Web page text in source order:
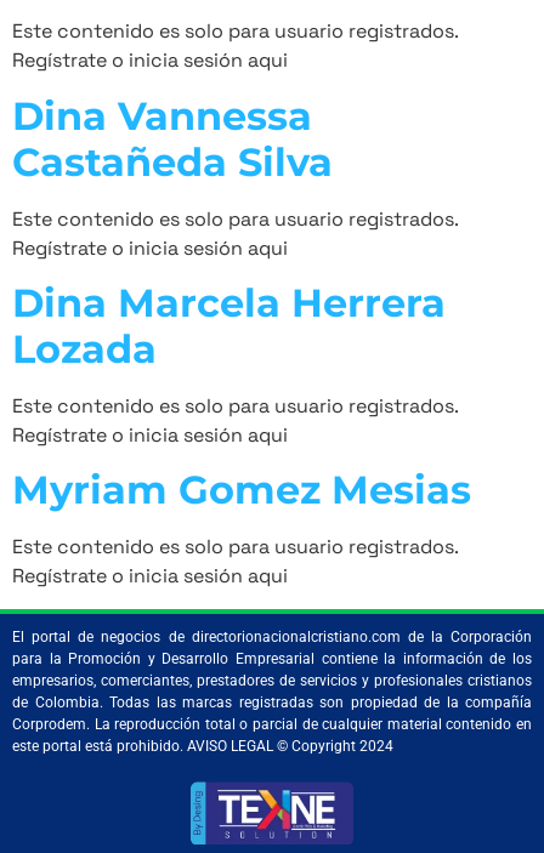
Este contenido es solo para usuario registrados.
Regístrate o inicia sesión aqui
Dina Vannessa
Castañeda Silva
Este contenido es solo para usuario registrados.
Regístrate o inicia sesión aqui
Dina Marcela Herrera
Lozada
Este contenido es solo para usuario registrados.
Regístrate o inicia sesión aqui
Myriam Gomez Mesias
Este contenido es solo para usuario registrados.
Regístrate o inicia sesión aqui
El portal de negocios de directorionacionalcristiano.com de la Corporación
para la Promoción y Desarrollo Empresarial contiene la información de los
empresarios, comerciantes, prestadores de servicios y profesionales cristianos
de Colombia. Todas las marcas registradas son propiedad de la compañía
Corprodem. La reproducción total o parcial de cualquier material contenido en
este portal está prohibido. AVISO LEGAL © Copyright 2024